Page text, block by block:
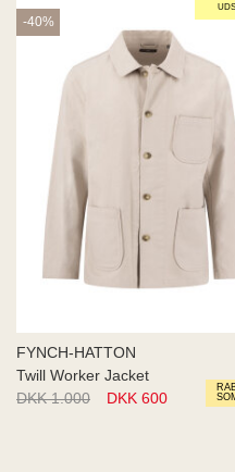
-40%
FYNCH-HATTON
Twill Worker Jacket
DKK 1.000
DKK 600